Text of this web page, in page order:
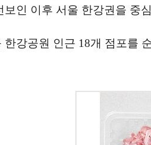
인 이후 서울 한강권을
강공원 인근 18개 점포를